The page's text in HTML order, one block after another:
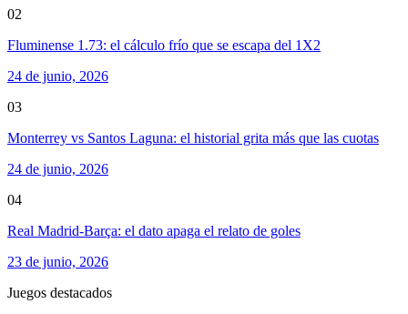
02
Fluminense 1.73: el cálculo frío que se escapa del 1X2
24 de junio, 2026
03
Monterrey vs Santos Laguna: el historial grita más que las cuotas
24 de junio, 2026
04
Real Madrid-Barça: el dato apaga el relato de goles
23 de junio, 2026
Juegos destacados